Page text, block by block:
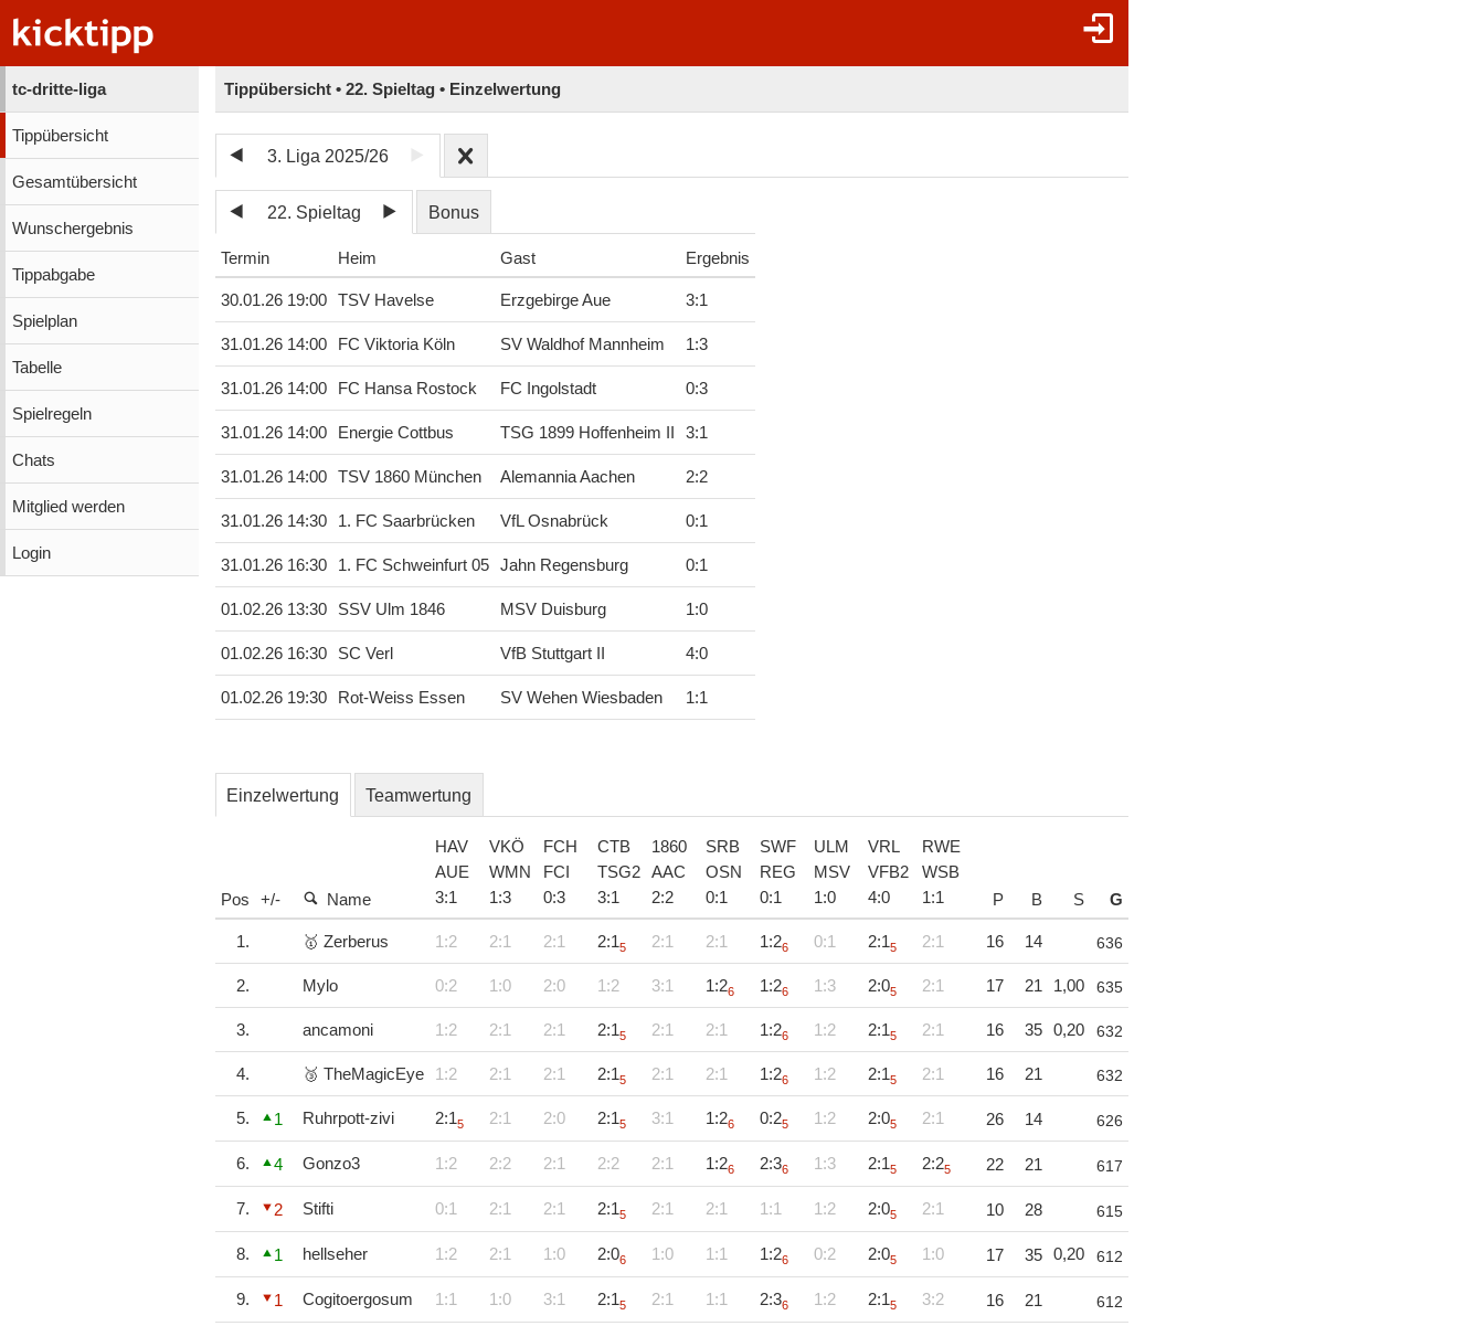
tc-dritte-liga
Tippübersicht
Gesamtübersicht
Wunschergebnis
Tippabgabe
Spielplan
Tabelle
Spielregeln
Chats
Mitglied werden
Login
Tippübersicht • 22. Spieltag • Einzelwertung
3. Liga 2025/26
22. Spieltag Bonus
Termin Heim Gast Ergebnis
30.01.26 19:00 TSV Havelse Erzgebirge Aue 3:1
31.01.26 14:00 FC Viktoria Köln SV Waldhof Mannheim 1:3
31.01.26 14:00 FC Hansa Rostock FC Ingolstadt 0:3
31.01.26 14:00 Energie Cottbus TSG 1899 Hoffenheim II 3:1
31.01.26 14:00 TSV 1860 München Alemannia Aachen 2:2
31.01.26 14:30 1. FC Saarbrücken VfL Osnabrück 0:1
31.01.26 16:30 1. FC Schweinfurt 05 Jahn Regensburg 0:1
01.02.26 13:30 SSV Ulm 1846 MSV Duisburg 1:0
01.02.26 16:30 SC Verl VfB Stuttgart II 4:0
01.02.26 19:30 Rot-Weiss Essen SV Wehen Wiesbaden 1:1
Einzelwertung Teamwertung
Pos +/- Name
HAV
AUE
3:1
VKÖ
WMN
1:3
FCH
FCI
0:3
CTB
TSG2
3:1
1860
AAC
2:2
SRB
OSN
0:1
SWF
REG
0:1
ULM
MSV
1:0
VRL
VFB2
4:0
RWE
WSB
1:1 P B S G
1. 🥇 Zerberus 1:2 2:1 2:1 2:15 2:1 2:1 1:26 0:1 2:15 2:1 16 14 636
2. Mylo 0:2 1:0 2:0 1:2 3:1 1:26 1:26 1:3 2:05 2:1 17 21 1,00 635
3. ancamoni 1:2 2:1 2:1 2:15 2:1 2:1 1:26 1:2 2:15 2:1 16 35 0,20 632
4. 🥉 TheMagicEye 1:2 2:1 2:1 2:15 2:1 2:1 1:26 1:2 2:15 2:1 16 21 632
5. 1 Ruhrpott-zivi 2:15 2:1 2:0 2:15 3:1 1:26 0:25 1:2 2:05 2:1 26 14 626
6. 4 Gonzo3 1:2 2:2 2:1 2:2 2:1 1:26 2:36 1:3 2:15 2:25 22 21 617
7. 2 Stifti 0:1 2:1 2:1 2:15 2:1 2:1 1:1 1:2 2:05 2:1 10 28 615
8. 1 hellseher 1:2 2:1 1:0 2:06 1:0 1:1 1:26 0:2 2:05 1:0 17 35 0,20 612
9. 1 Cogitoergosum 1:1 1:0 3:1 2:15 2:1 1:1 2:36 1:2 2:15 3:2 16 21 612